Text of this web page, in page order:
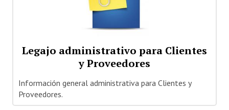
Legajo administrativo para Clientes
y Proveedores
Información general administrativa para Clientes y
Proveedores.